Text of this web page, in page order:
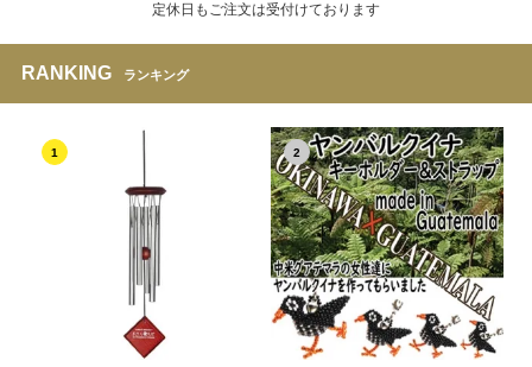
定休日もご注文は受付けております
RANKING ランキング
1 2